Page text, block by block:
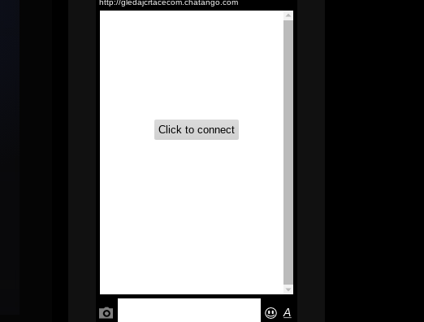
Sinhronizovano na Srpski
Tunes,2020) Sinhronizovano na Srpski
Okura (Sinhronizovano na Srpski)